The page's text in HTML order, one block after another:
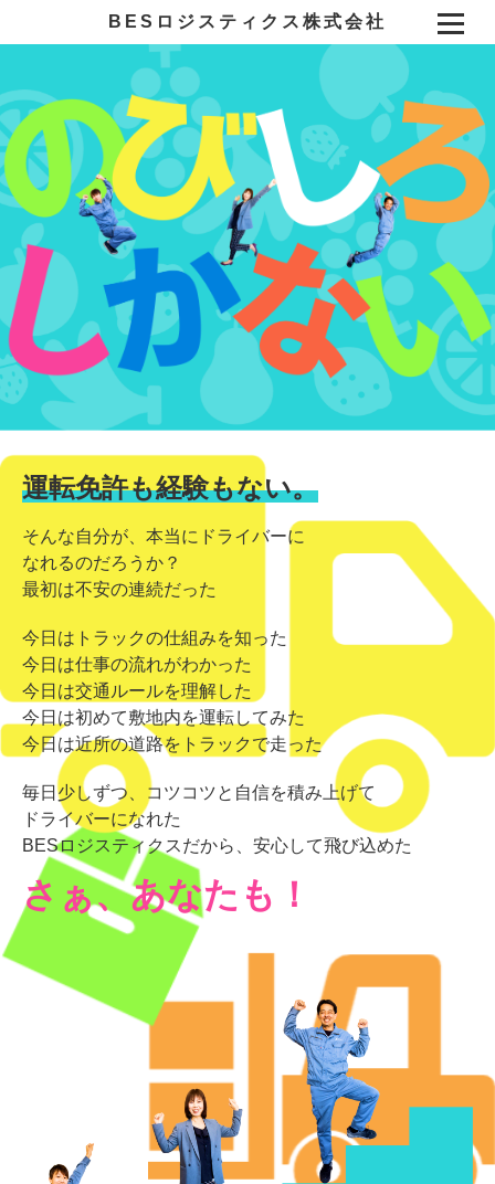
BESロジスティクス株式会社
運転免許も経験もない。
そんな自分が、本当にドライバーに
なれるのだろうか？
最初は不安の連続だった
今日はトラックの仕組みを知った
今日は仕事の流れがわかった
今日は交通ルールを理解した
今日は初めて敷地内を運転してみた
今日は近所の道路をトラックで走った
毎日少しずつ、コツコツと自信を積み上げて
ドライバーになれた
BESロジスティクスだから、安心して飛び込めた
さぁ、あなたも！